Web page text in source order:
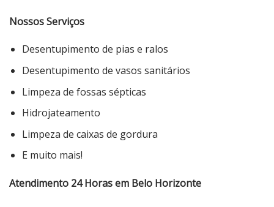
Nossos Serviços
Desentupimento de pias e ralos
Desentupimento de vasos sanitários
Limpeza de fossas sépticas
Hidrojateamento
Limpeza de caixas de gordura
E muito mais!
Atendimento 24 Horas em Belo Horizonte